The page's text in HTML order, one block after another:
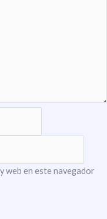
web en este navegador